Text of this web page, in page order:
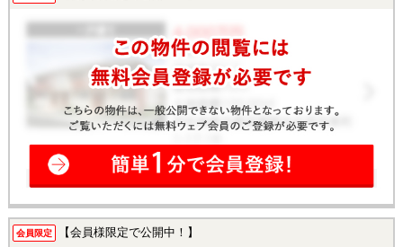
会員限定 【会員様限定で公開中！】